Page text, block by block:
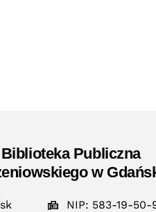
Publiczna
w
NIP: 583-19-50-